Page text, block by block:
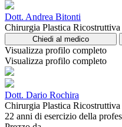
Dott. Andrea Bitonti
Chirurgia Plastica Ricostruttiva
Chiedi al medico
Visualizza profilo completo
Visualizza profilo completo
Dott. Dario Rochira
Chirurgia Plastica
22 anni di esercizio della